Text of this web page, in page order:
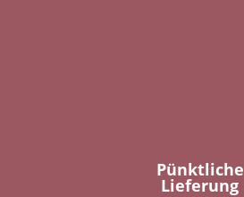
Pünktliche
Lieferung